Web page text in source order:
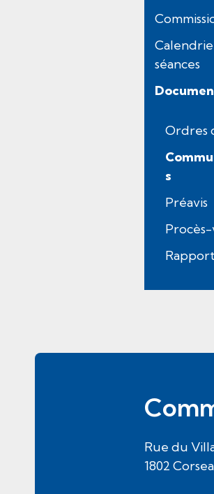
séances
Ordres
s
(
é
l
c
o
é
Préavis
Pied de page
Rue du
1802